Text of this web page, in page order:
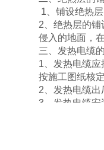
1、铺设绝热
2、绝热层的
侵入的地面，
三、发热电缆
1、发热电缆
按施工图纸核
2、发热电缆
3、发热电缆